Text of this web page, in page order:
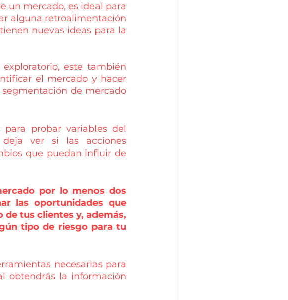
un mercado, es ideal para
alguna retroalimentación
nuevas ideas para la
este también
el mercado y hacer
de mercado
probar variables del
ver si las acciones
que puedan influir de
por lo menos dos
las oportunidades que
tus clientes y, además,
tipo de riesgo para tu
necesarias para
obtendrás la información